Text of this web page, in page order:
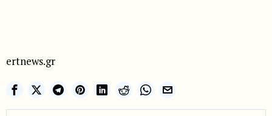
ertnews.gr